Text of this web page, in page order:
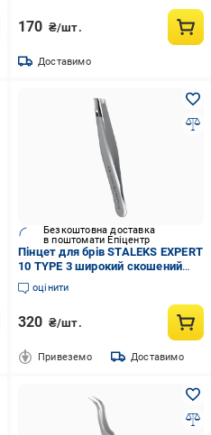
170 ₴/шт.
Доставимо
Безкоштовна доставка
в поштомати Епіцентр
Пінцет для брів STALEKS EXPERT
10 TYPE 3 широкий скошений
(TE-10/3)
оцінити
320 ₴/шт.
Привеземо Доставимо